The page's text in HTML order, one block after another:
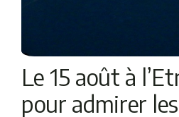
Le 15 août à
pour admirer